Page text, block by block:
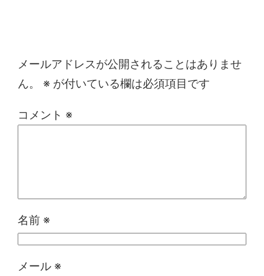
メールアドレスが公開されることはありませ
ん。
※ が付いている欄は必須項目です
コメント ※
名前 ※
メール ※